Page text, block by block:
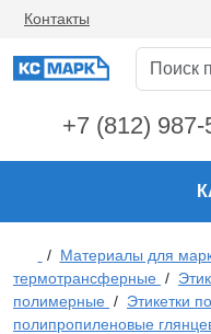
Контакты
+7 (812) 987-
/ Материалы для
термотрансферные /
полимерные / Этикетки
полипропиленовые